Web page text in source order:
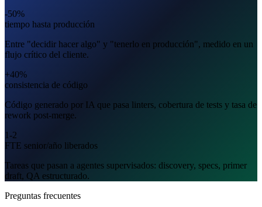
-50%
tiempo hasta producción
Entre "decidir hacer algo" y "tenerlo en producción", medido en un
flujo crítico del cliente.
+40%
consistencia de código
Código generado por IA que pasa linters, cobertura de tests y tasa de
rework post-merge.
1-2
FTE senior/año liberados
Tareas que pasan a agentes supervisados: discovery, specs, primer
draft, QA estructurado.
Preguntas frecuentes